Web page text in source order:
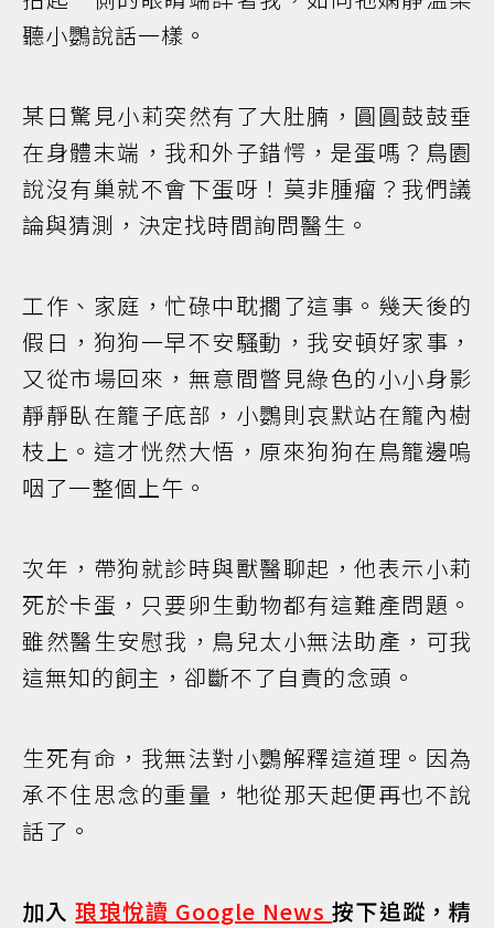
聽小鸚說話一樣。
某日驚見小莉突然有了大肚腩，圓圓鼓鼓垂
在身體末端，我和外子錯愕，是蛋嗎？鳥園
說沒有巢就不會下蛋呀！莫非腫瘤？我們議
論與猜測，決定找時間詢問醫生。
工作、家庭，忙碌中耽擱了這事。幾天後的
假日，狗狗一早不安騷動，我安頓好家事，
又從市場回來，無意間瞥見綠色的小小身影
靜靜臥在籠子底部，小鸚則哀默站在籠內樹
枝上。這才恍然大悟，原來狗狗在鳥籠邊嗚
咽了一整個上午。
次年，帶狗就診時與獸醫聊起，他表示小莉
死於卡蛋，只要卵生動物都有這難產問題。
雖然醫生安慰我，鳥兒太小無法助產，可我
這無知的飼主，卻斷不了自責的念頭。
生死有命，我無法對小鸚解釋這道理。因為
承不住思念的重量，牠從那天起便再也不說
話了。
加入琅琅悅讀 Google News按下追蹤，精